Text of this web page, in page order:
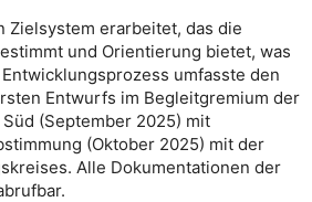
Zielsystem erarbeitet, das die
und Orientierung bietet, was
umfasste den
Entwurfs im Begleitgremium der
(September 2025) mit
(Oktober 2025) mit der
Alle Dokumentationen der